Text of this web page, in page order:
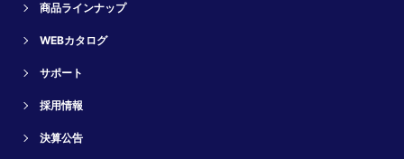
商品ラインナップ
WEBカタログ
サポート
採用情報
決算公告